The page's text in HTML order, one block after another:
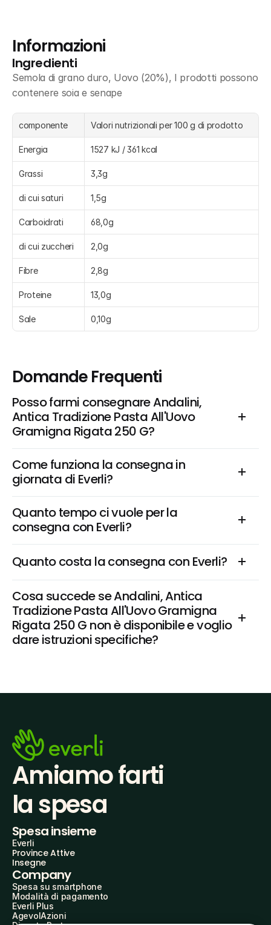
Informazioni
Ingredienti
Semola di grano duro, Uovo (20%), I prodotti possono
contenere soia e senape
componente Valori nutrizionali per 100 g di prodotto
Energia 1527 kJ / 361 kcal
Grassi 3,3g
di cui saturi 1,5g
Carboidrati 68,0g
di cui zuccheri 2,0g
Fibre 2,8g
Proteine 13,0g
Sale 0,10g
Domande Frequenti
Posso farmi consegnare Andalini,
Antica Tradizione Pasta All'Uovo
Gramigna Rigata 250 G?
Come funziona la consegna in
giornata di Everli?
Quanto tempo ci vuole per la
consegna con Everli?
Quanto costa la consegna con Everli?
Cosa succede se Andalini, Antica
Tradizione Pasta All'Uovo Gramigna
Rigata 250 G non è disponibile e voglio
dare istruzioni specifiche?
Amiamo farti
la spesa
Spesa insieme
Everli
Province Attive
Insegne
Company
Spesa su smartphone
Modalità di pagamento
Everli Plus
AgevolAzioni